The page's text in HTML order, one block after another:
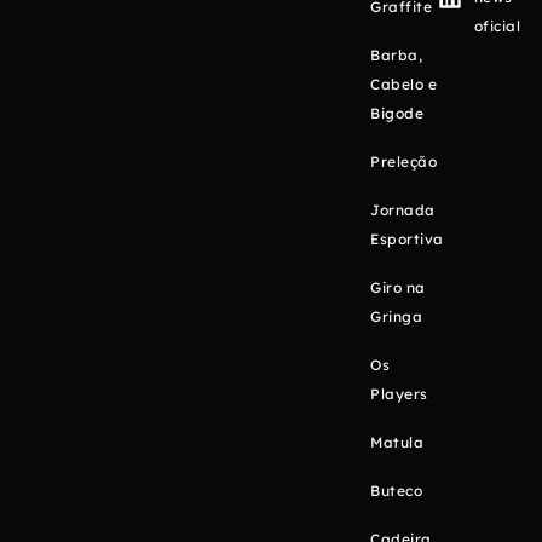
Graffite
Barba,
Cabelo e
Bigode
Preleção
Jornada
Esportiva
Giro na
Gringa
Os
Players
Matula
Buteco
oficial